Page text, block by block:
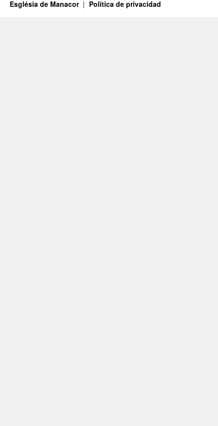
Església de Manacor Política de privacidad